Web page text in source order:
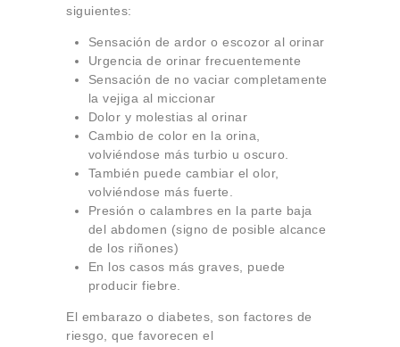
siguientes:
Sensación de ardor o escozor al orinar
Urgencia de orinar frecuentemente
Sensación de no vaciar completamente
la vejiga al miccionar
Dolor y molestias al orinar
Cambio de color en la orina,
volviéndose más turbio u oscuro.
También puede cambiar el olor,
volviéndose más fuerte.
Presión o calambres en la parte baja
del abdomen (signo de posible alcance
de los riñones)
En los casos más graves, puede
producir fiebre.
El embarazo o diabetes, son factores de
riesgo, que favorecen el